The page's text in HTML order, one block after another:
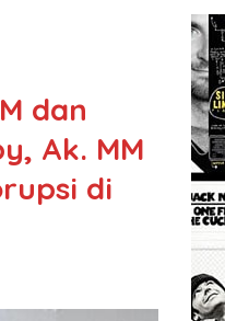
dan
Ak. MM
di